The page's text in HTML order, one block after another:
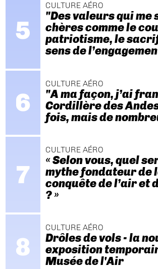
CULTURE AÉRO
"Des valeurs qui me
chères comme le
patriotisme, le
sens de
CULTURE AÉRO
"A ma façon, j’ai
Cordillère des
fois, mais de
CULTURE AÉRO
« Selon vous, quel
mythe fondateur de
conquête de l’air et
? »
CULTURE AÉRO
Drôles de vols - la
exposition
Musée de l'Air